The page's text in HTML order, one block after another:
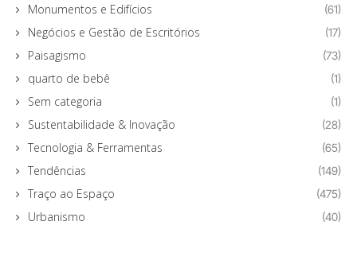
Monumentos e Edifícios (61)
Negócios e Gestão de Escritórios (17)
Paisagismo (73)
quarto de bebê (1)
Sem categoria (1)
Sustentabilidade & Inovação (28)
Tecnologia & Ferramentas (65)
Tendências (149)
Traço ao Espaço (475)
Urbanismo (40)